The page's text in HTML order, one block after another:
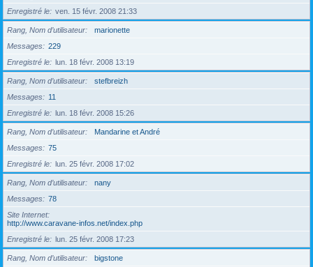
Enregistré le
ven. 15 févr. 2008 21:33
Rang, Nom d’utilisateur
marionette
Messages
229
Enregistré le
lun. 18 févr. 2008 13:19
Rang, Nom d’utilisateur
stefbreizh
Messages
11
Enregistré le
lun. 18 févr. 2008 15:26
Rang, Nom d’utilisateur
Mandarine et André
Messages
75
Enregistré le
lun. 25 févr. 2008 17:02
Rang, Nom d’utilisateur
nany
Messages
78
Site Internet
http://www.caravane-infos.net/index.php
Enregistré le
lun. 25 févr. 2008 17:23
Rang, Nom d’utilisateur
bigstone